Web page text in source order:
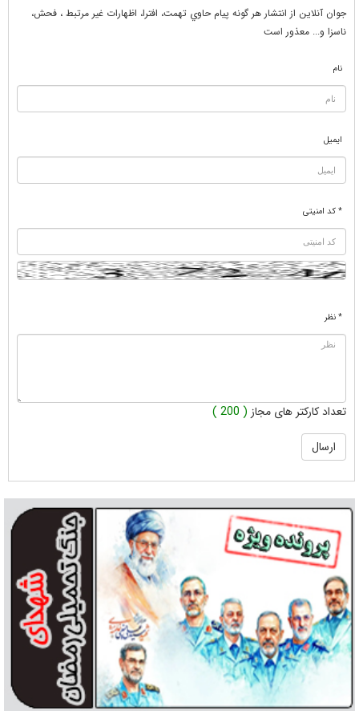
جوان آنلاين از انتشار هر گونه پيام حاوي تهمت، افترا، اظهارات غير مرتبط ، فحش،
ناسزا و... معذور است
نام
ایمیل
* کد امنیتی
* نظر
تعداد کارکتر های مجاز ( 200 )